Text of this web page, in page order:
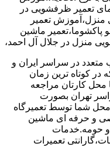
تعمیر ظرفشویی در
منزل،آموزش تعمیر
ماشین
منزل در جلال آل احمد،
متعدد در سراسر ایران و
در کوتاه ترین زمان
کارتان مراجعه
تهران بصورت
شما توسط تعمیرگاه
و حرفه ای ماشین
و حومه.خدمات
تعمیرات